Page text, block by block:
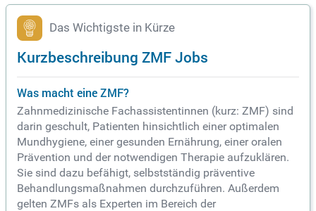
Das Wichtigste in Kürze
Kurzbeschreibung ZMF Jobs
Was macht eine ZMF?
Zahnmedizinische Fachassistentinnen (kurz: ZMF) sind
darin geschult, Patienten hinsichtlich einer optimalen
Mundhygiene, einer gesunden Ernährung, einer oralen
Prävention und der notwendigen Therapie aufzuklären.
Sie sind dazu befähigt, selbstständig präventive
Behandlungsmaßnahmen durchzuführen. Außerdem
gelten ZMFs als Experten im Bereich der